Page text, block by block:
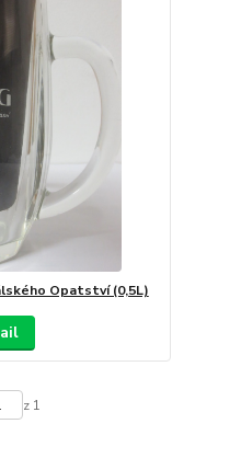
Opatství (0,5L)
z 1